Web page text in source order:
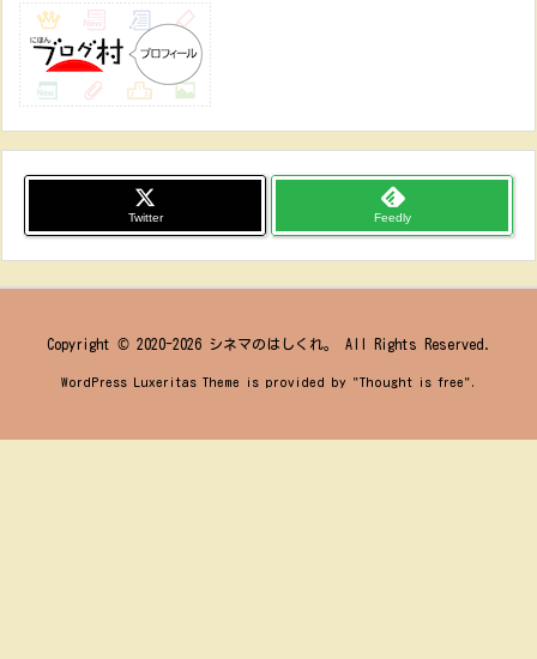
Twitter Feedly
Copyright © 2020-2026 シネマのはしくれ。 All Rights Reserved.
WordPress Luxeritas Theme is provided by "Thought is free".